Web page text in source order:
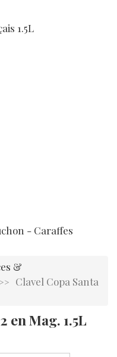
1.5L
- Caraffes
&
>>
Clavel Copa Santa
en Mag. 1.5L